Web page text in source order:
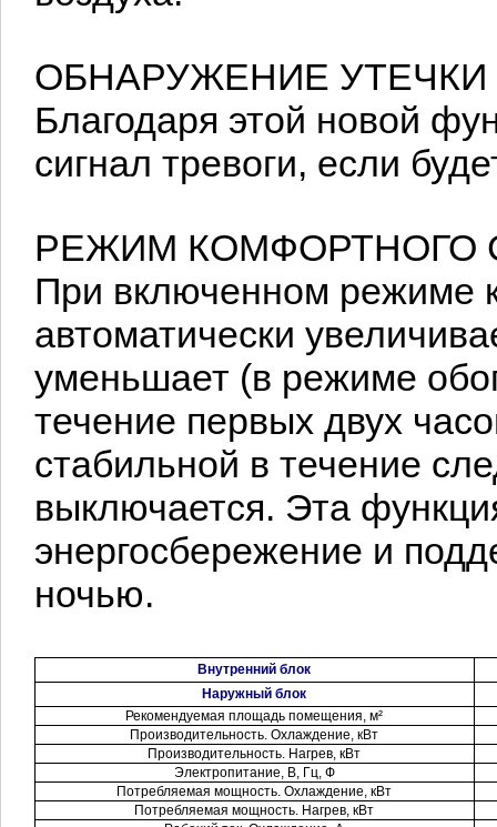
ОБНАРУЖЕНИЕ УТЕЧКИ
Благодаря этой новой
сигнал тревоги, если
РЕЖИМ КОМФОРТНОГО
При включенном режиме
автоматически
уменьшает (в режиме
течение первых двух
стабильной в течение
выключается. Эта
энергосбережение и
ночью.
Внутренний блок
Наружный блок
Рекомендуемая площадь помещения, м²
Производительность. Охлаждение, кВт
Производительность. Нагрев, кВт
Электропитание, В, Гц, Ф
Потребляемая мощность. Охлаждение, кВт
Потребляемая мощность. Нагрев, кВт